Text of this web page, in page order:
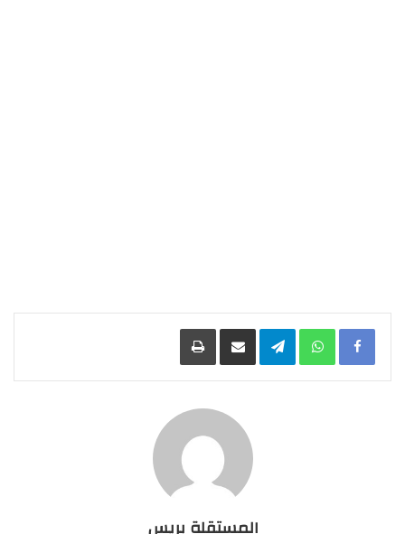
Facebook
WhatsApp
Telegramمشاركة عبر البريد طباعة